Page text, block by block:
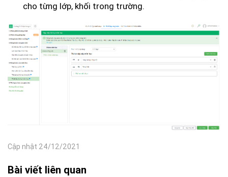
cho từng lớp, khối trong trường.
Cập nhật 24/12/2021
Bài viết liên quan